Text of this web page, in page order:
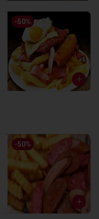
-50%
-50%